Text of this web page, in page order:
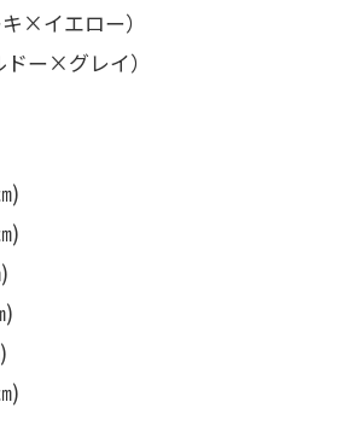
×イエロー）
ー×グレイ）
)
)
)
)